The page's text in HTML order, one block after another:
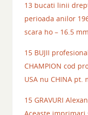
13 bucati linii
perioada anilor
scara ho – 16.5 mm
15 BUJII
CHAMPION cod
USA nu CHINA
15 GRAVURI